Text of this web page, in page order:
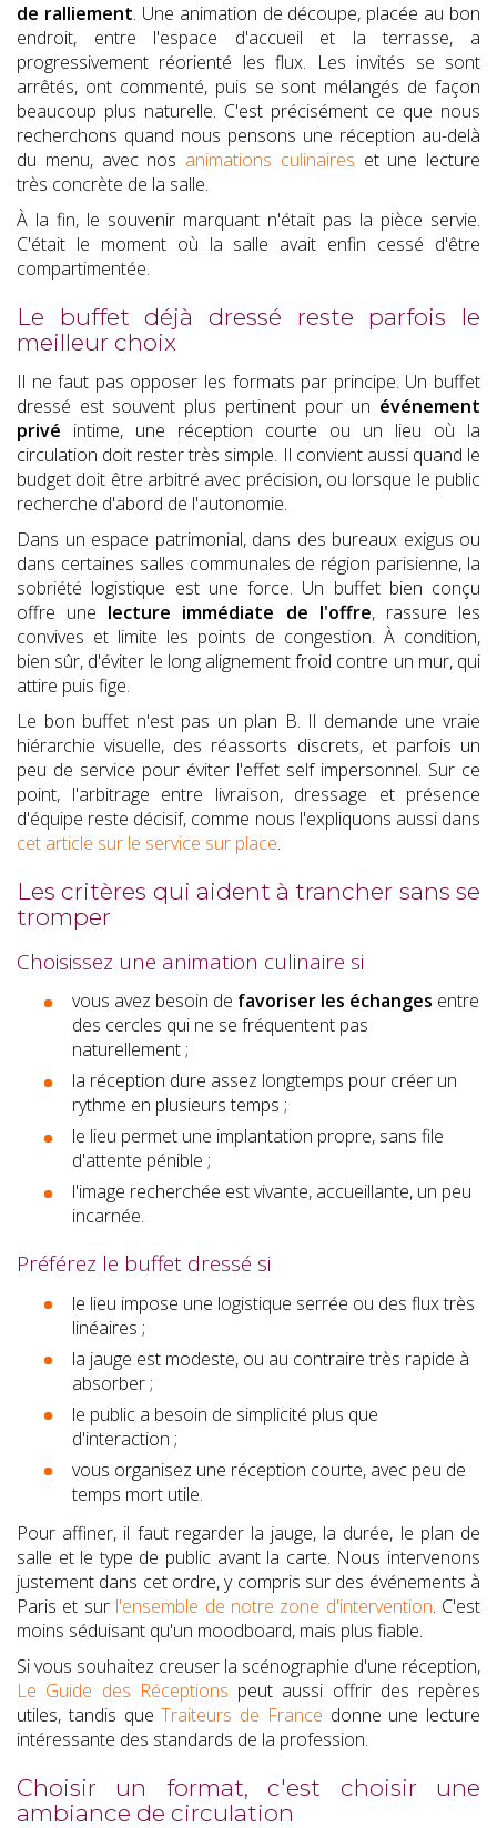
de ralliement. Une animation de découpe, placée au bon
endroit, entre l'espace d'accueil et la terrasse, a
progressivement réorienté les flux. Les invités se sont
arrêtés, ont commenté, puis se sont mélangés de façon
beaucoup plus naturelle. C'est précisément ce que nous
recherchons quand nous pensons une réception au-delà
du menu, avec nos animations culinaires et une lecture
très concrète de la salle.
À la fin, le souvenir marquant n'était pas la pièce servie.
C'était le moment où la salle avait enfin cessé d'être
compartimentée.
Le buffet déjà dressé reste parfois le
meilleur choix
Il ne faut pas opposer les formats par principe. Un buffet
dressé est souvent plus pertinent pour un événement
privé intime, une réception courte ou un lieu où la
circulation doit rester très simple. Il convient aussi quand le
budget doit être arbitré avec précision, ou lorsque le public
recherche d'abord de l'autonomie.
Dans un espace patrimonial, dans des bureaux exigus ou
dans certaines salles communales de région parisienne, la
sobriété logistique est une force. Un buffet bien conçu
offre une lecture immédiate de l'offre, rassure les
convives et limite les points de congestion. À condition,
bien sûr, d'éviter le long alignement froid contre un mur, qui
attire puis fige.
Le bon buffet n'est pas un plan B. Il demande une vraie
hiérarchie visuelle, des réassorts discrets, et parfois un
peu de service pour éviter l'effet self impersonnel. Sur ce
point, l'arbitrage entre livraison, dressage et présence
d'équipe reste décisif, comme nous l'expliquons aussi dans
cet article sur le service sur place.
Les critères qui aident à trancher sans se
tromper
Choisissez une animation culinaire si
vous avez besoin de favoriser les échanges entre
des cercles qui ne se fréquentent pas
naturellement ;
la réception dure assez longtemps pour créer un
rythme en plusieurs temps ;
le lieu permet une implantation propre, sans file
d'attente pénible ;
l'image recherchée est vivante, accueillante, un peu
incarnée.
Préférez le buffet dressé si
le lieu impose une logistique serrée ou des flux très
linéaires ;
la jauge est modeste, ou au contraire très rapide à
absorber ;
le public a besoin de simplicité plus que
d'interaction ;
vous organisez une réception courte, avec peu de
temps mort utile.
Pour affiner, il faut regarder la jauge, la durée, le plan de
salle et le type de public avant la carte. Nous intervenons
justement dans cet ordre, y compris sur des événements à
Paris et sur l'ensemble de notre zone d'intervention. C'est
moins séduisant qu'un moodboard, mais plus fiable.
Si vous souhaitez creuser la scénographie d'une réception,
Le Guide des Réceptions peut aussi offrir des repères
utiles, tandis queTraiteurs de France donne une lecture
intéressante des standards de la profession.
Choisir un format, c'est choisir une
ambiance de circulation